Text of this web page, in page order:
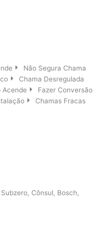
Não Segura Chama
Chama Desregulada
Acende
Fazer Conversão
Chamas Fracas
Cônsul, Bosch,